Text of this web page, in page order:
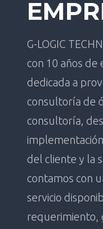
G-LOGIC
con 10 años de
dedicada a
consultoría de
consultoría,
del cliente y la
contamos con
servicio
requerimiento,